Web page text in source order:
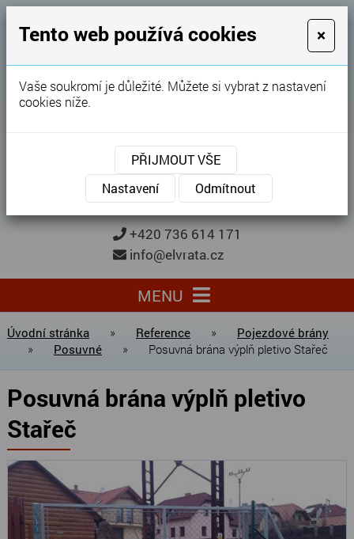
GARÁŽOVÁ VRATA
Karel Procházka
Garážová vrata, brány, ploty ...
Kontaktujte nás
KONTAKTUJTE NÁS
+420 736 614 171
info@elvrata.cz
MENU
Úvodní stránka » Reference »
Pojezdové brány
»
Posuvné » Posuvná brána výplň pletivo Stařeč
Posuvná brána výplň pletivo
Stařeč
Tento web používá cookies ×
Vaše soukromí je důležité. Můžete si vybrat z nastavení
cookies níže.
PŘIJMOUT VŠE
Nastavení
Odmítnout